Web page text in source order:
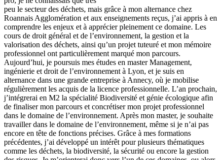
peu le secteur des déchets, mais grâce à mon alternance chez
Roannais Agglomération et aux enseignements reçus, j’ai appris à en
comprendre les enjeux et à apprécier pleinement ce domaine. Les
cours de droit général et de l’environnement, la gestion et la
valorisation des déchets, ainsi qu’un projet tuteuré et mon mémoire
professionnel ont particulièrement marqué mon parcours.
Aujourd’hui, je poursuis mes études en master Management,
ingénierie et droit de l’environnement à Lyon, et je suis en
alternance dans une grande entreprise à Annecy, où je mobilise
régulièrement les acquis de la licence professionnelle. L’an prochain,
j’intégrerai en M2 la spécialité Biodiversité et génie écologique afin
de finaliser mon parcours et concrétiser mon projet professionnel
dans le domaine de l’environnement. Après mon master, je souhaite
travailler dans le domaine de l’environnement, même si je n’ai pas
encore en tête de fonctions précises. Grâce à mes formations
précédentes, j’ai développé un intérêt pour plusieurs thématiques
comme les déchets, la biodiversité, la sécurité ou encore la gestion